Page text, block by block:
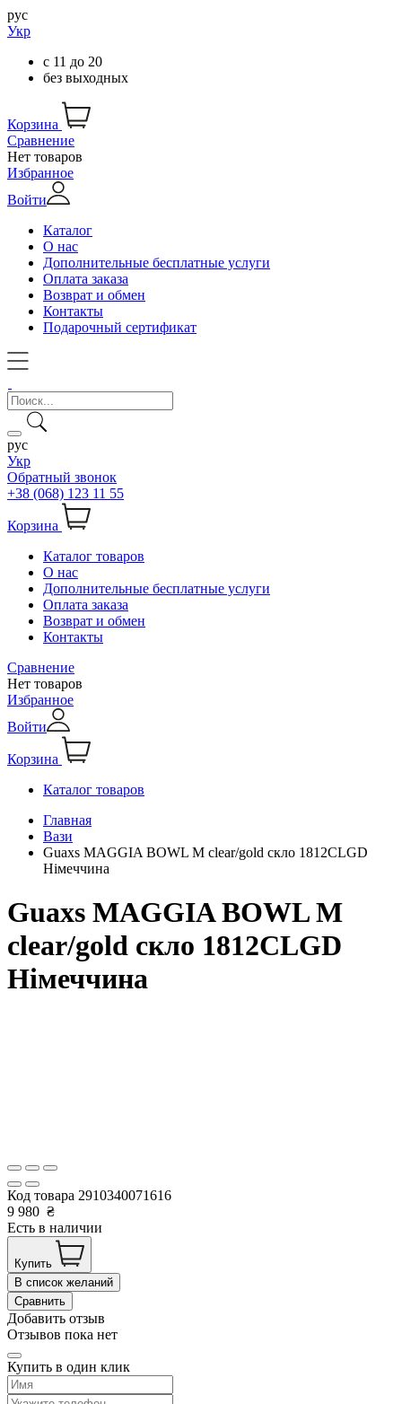
рус
Укр
с 11 до 20
без выходных
Корзина
Сравнение
Нет товаров
Избранное
Войти
Каталог
О нас
Дополнительные бесплатные услуги
Оплата заказа
Возврат и обмен
Контакты
Подарочный сертификат
рус
Укр
Обратный звонок
+38 (068) 123 11 55
Корзина
Каталог товаров
О нас
Дополнительные бесплатные услуги
Оплата заказа
Возврат и обмен
Контакты
Сравнение
Нет товаров
Избранное
Войти
Корзина
Каталог товаров
Главная
Вази
Guaxs MAGGIA BOWL M clear/gold скло 1812CLGD
Німеччина
Guaxs MAGGIA BOWL M
clear/gold скло 1812CLGD
Німеччина
Код товара 2910340071616
9 980 ₴
Есть в наличии
Купить
В список желаний
Сравнить
Добавить отзыв
Отзывов пока нет
Купить в один клик